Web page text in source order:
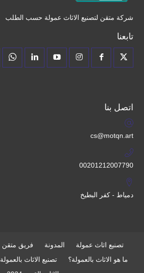
شركة متقن لتصنيع الاثاث عمولة حسب الطلب
تابعنا
اتصل بنا
cs@motqn.art
00201212007790
دمياط - كفر البطيخ
تصنيع اثاث عمولة المدونة فريق متقن
ما هو الاثاث بالعمولة؟
تصنيع الاثاث بالعمولة